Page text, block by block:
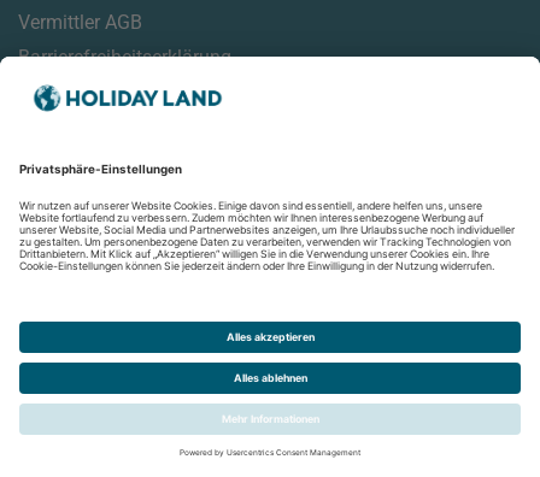
Vermittler AGB
Barrierefreiheitserklärung
Reisemonitor
Online Check-In Informationen
Reisehinweise
Aktuelles
Newsletter
Folgen Sie uns auf: